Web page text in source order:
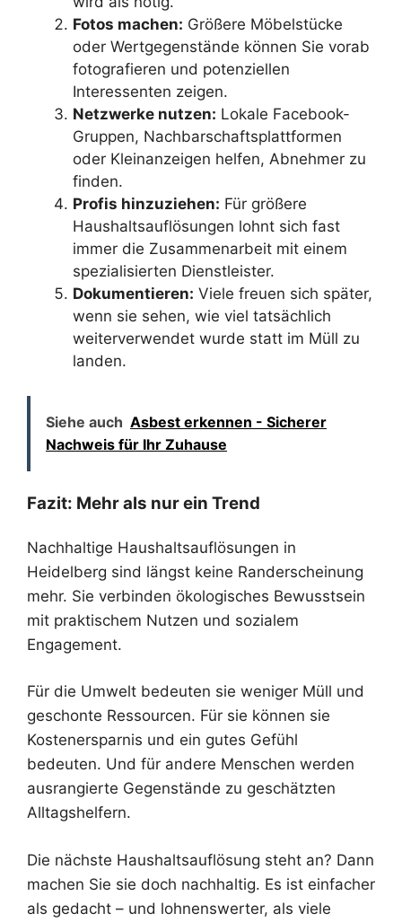
Fotos machen: Größere Möbelstücke
oder Wertgegenstände können Sie vorab
fotografieren und potenziellen
Interessenten zeigen.
Netzwerke nutzen: Lokale Facebook-
Gruppen, Nachbarschaftsplattformen
oder Kleinanzeigen helfen, Abnehmer zu
finden.
Profis hinzuziehen: Für größere
Haushaltsauflösungen lohnt sich fast
immer die Zusammenarbeit mit einem
spezialisierten Dienstleister.
Dokumentieren: Viele freuen sich später,
wenn sie sehen, wie viel tatsächlich
weiterverwendet wurde statt im Müll zu
landen.
Siehe auch Asbest erkennen - Sicherer
Nachweis für Ihr Zuhause
Fazit: Mehr als nur ein Trend
Nachhaltige Haushaltsauflösungen in
Heidelberg sind längst keine Randerscheinung
mehr. Sie verbinden ökologisches Bewusstsein
mit praktischem Nutzen und sozialem
Engagement.
Für die Umwelt bedeuten sie weniger Müll und
geschonte Ressourcen. Für sie können sie
Kostenersparnis und ein gutes Gefühl
bedeuten. Und für andere Menschen werden
ausrangierte Gegenstände zu geschätzten
Alltagshelfern.
Die nächste Haushaltsauflösung steht an? Dann
machen Sie sie doch nachhaltig. Es ist einfacher
als gedacht – und lohnenswerter, als viele